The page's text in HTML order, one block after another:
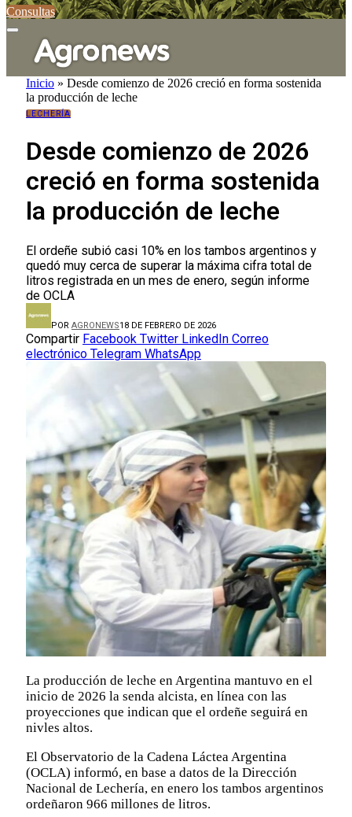
Consultas
Inicio » Desde comienzo de 2026 creció en forma sostenida
la producción de leche
LECHERÍA
Desde comienzo de 2026
creció en forma sostenida
la producción de leche
El ordeñe subió casi 10% en los tambos argentinos y
quedó muy cerca de superar la máxima cifra total de
litros registrada en un mes de enero, según informe
de OCLA
POR AGRONEWS18 DE FEBRERO DE 2026
Compartir Facebook Twitter LinkedIn Correo
electrónico Telegram WhatsApp
La producción de leche en Argentina mantuvo en el
inicio de 2026 la senda alcista, en línea con las
proyecciones que indican que el ordeñe seguirá en
nivles altos.
El Observatorio de la Cadena Láctea Argentina
(OCLA) informó, en base a datos de la Dirección
Nacional de Lechería, en enero los tambos argentinos
ordeñaron 966 millones de litros.